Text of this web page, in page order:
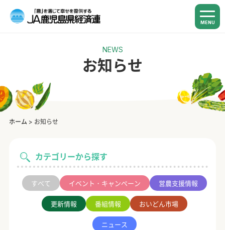
MENU
NEWS
お知らせ
ホーム > お知らせ
カテゴリーから探す
すべて イベント・キャンペーン 営農支援情報
更新情報 番組情報 おいどん市場
ニュース